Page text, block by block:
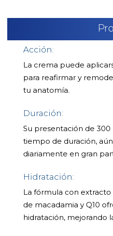
Acción:
La crema puede
para reafirmar y
tu anatomía.
Duración:
Su presentación de
tiempo de duración,
diariamente en gran
Hidratación:
La fórmula con
de macadamia y Q10
hidratación, mejorando